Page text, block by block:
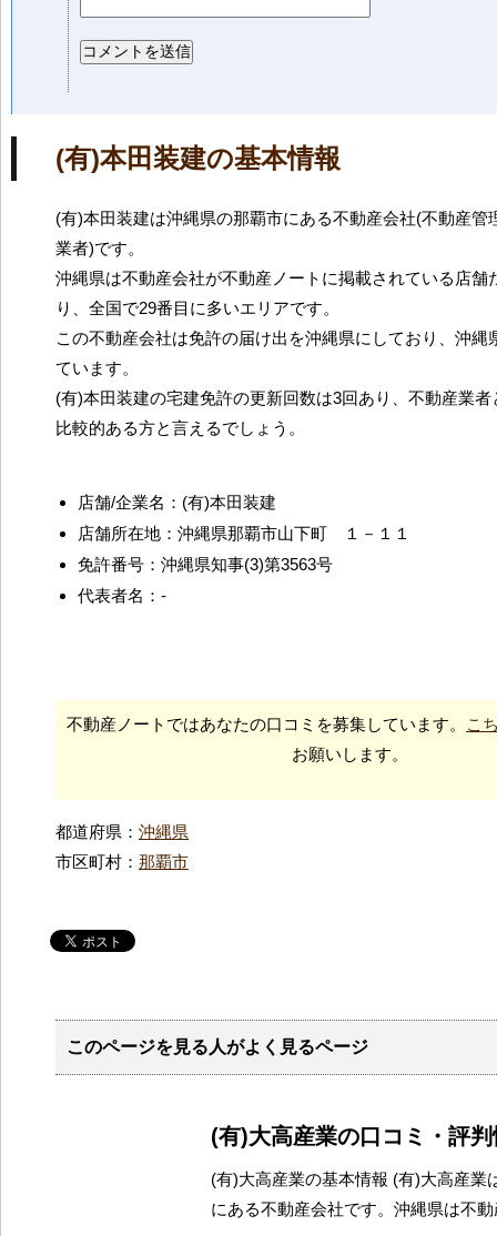
(有)本田装建の基本情報
(有)本田装建は沖縄県の那覇市にある不動産会社(不動産管
業者)です。
沖縄県は不動産会社が不動産ノートに掲載されている店舗
り、全国で29番目に多いエリアです。
この不動産会社は免許の届け出を沖縄県にしており、沖縄
ています。
(有)本田装建の宅建免許の更新回数は3回あり、不動産業
比較的ある方と言えるでしょう。
店舗/企業名：(有)本田装建
店舗所在地：沖縄県那覇市山下町 １－１１
免許番号：沖縄県知事(3)第3563号
代表者名：-
不動産ノートではあなたの口コミを募集しています。
こ
お願いします。
都道府県： 沖縄県
市区町村： 那覇市
このページを見る人がよく見るページ
(有)大高産業の口コミ・評
(有)大高産業の基本情報 (有)大高産業
にある不動産会社です。沖縄県は不